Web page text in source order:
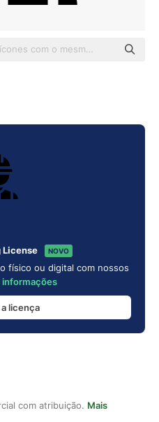
License NOVO
físico ou digital com nossos
informações
licença
com atribuição. Mais